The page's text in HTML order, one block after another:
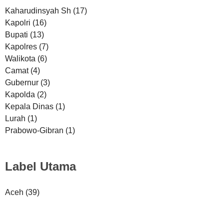
Kaharudinsyah Sh (17)
Kapolri (16)
Bupati (13)
Kapolres (7)
Walikota (6)
Camat (4)
Gubernur (3)
Kapolda (2)
Kepala Dinas (1)
Lurah (1)
Prabowo-Gibran (1)
Label Utama
Aceh (39)